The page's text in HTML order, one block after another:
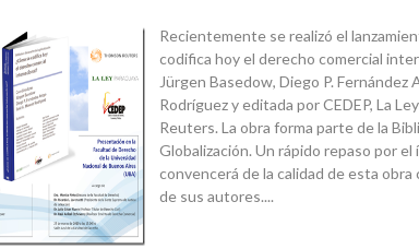
Recientemente se realizó el
codifica hoy el derecho comercial
Jürgen Basedow, Diego P. Fernández
Rodríguez y editada por CEDEP, La
Reuters. La obra forma parte de la
Globalización. Un rápido repaso por el
convencerá de la calidad de esta obra
de sus autores....